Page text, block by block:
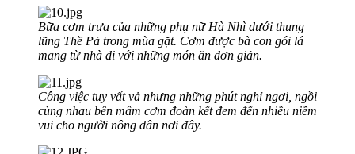
Bữa cơm trưa của những phụ nữ Hà Nhì dưới thung
lũng Thề Pả trong mùa gặt. Cơm được bà con gói lá
mang từ nhà đi với những món ăn đơn giản.
Công việc tuy vất vả nhưng những phút nghỉ ngơi, ngồi
cùng nhau bên mâm cơm đoàn kết đem đến nhiều niềm
vui cho người nông dân nơi đây.